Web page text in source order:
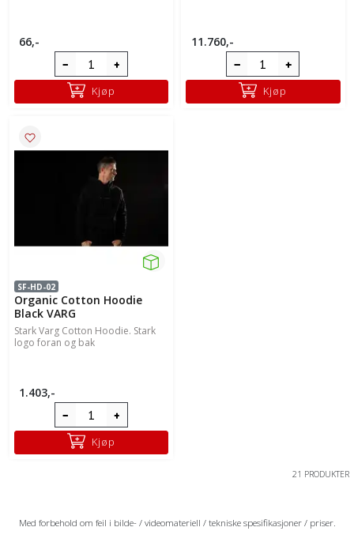
66,-
Kjøp
11.760,-
Kjøp
SF-HD-02
Organic Cotton Hoodie
Black VARG
Stark Varg Cotton Hoodie. Stark
logo foran og bak
1.403,-
Kjøp
21 PRODUKTER
Med forbehold om feil i bilde- / videomateriell / tekniske spesifikasjoner / priser.